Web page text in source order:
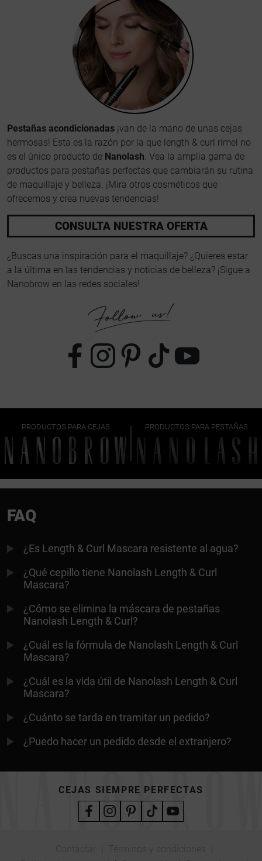
Pestañas acondicionadas ¡van de la mano de unas cejas
hermosas! Esta es la razón por la que length & curl rímel no
es el único producto de Nanolash . Vea la amplia gama de
productos para pestañas perfectas que cambiarán su rutina
de maquillaje y belleza. ¡Mira otros cosméticos que
ofrecemos y crea nuevas tendencias!
CONSULTA NUESTRA OFERTA
¿Buscas una inspiración para el maquillaje? ¿Quieres estar
a la última en las tendencias y noticias de belleza? ¡Sigue a
Nanobrow en las redes sociales!
PRODUCTOS PARA CEJAS PRODUCTOS PARA PESTAÑAS
FAQ
¿Es Length & Curl Mascara resistente al agua?
¿Qué cepillo tiene Nanolash Length & Curl
Mascara?
¿Cómo se elimina la máscara de pestañas
Nanolash Length & Curl?
¿Cuál es la fórmula de Nanolash Length & Curl
Mascara?
¿Cuál es la vida útil de Nanolash Length & Curl
Mascara?
¿Cuánto se tarda en tramitar un pedido?
¿Puedo hacer un pedido desde el extranjero?
CEJAS SIEMPRE PERFECTAS